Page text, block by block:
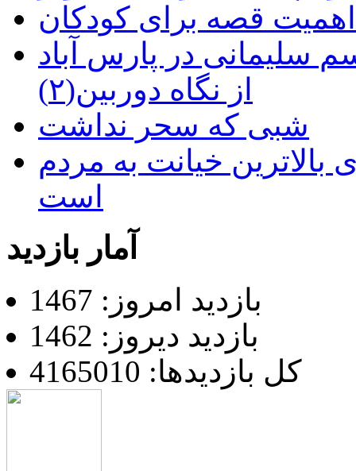
سلیمانی در پارس آباد
از نگاه دوربین(۲)
شبی که سحر نداشت
خیانت به مردم
است
آمار بازدید
بازدید امروز: 1467
بازدید دیروز: 1462
کل بازدیدها: 4165010